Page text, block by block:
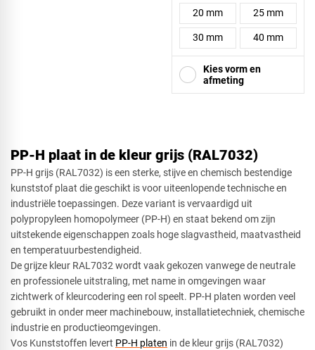
20 mm 25 mm
30 mm 40 mm
Kies vorm en
afmeting
Driehoek
Rechthoek
PP-H plaat in de kleur grijs (RAL7032)
PP-H grijs (RAL7032) is een sterke, stijve en chemisch bestendige
kunststof plaat die geschikt is voor uiteenlopende technische en
industriële toepassingen. Deze variant is vervaardigd uit
polypropyleen homopolymeer (PP-H) en staat bekend om zijn
uitstekende eigenschappen zoals hoge slagvastheid, maatvastheid
en temperatuurbestendigheid.
De grijze kleur RAL7032 wordt vaak gekozen vanwege de neutrale
en professionele uitstraling, met name in omgevingen waar
zichtwerk of kleurcodering een rol speelt. PP-H platen worden veel
gebruikt in onder meer machinebouw, installatietechniek, chemische
industrie en productieomgevingen.
Vos Kunststoffen levert PP-H platen in de kleur grijs (RAL7032)